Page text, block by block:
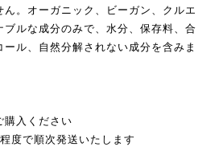
。オーガニック、ビーガン、クルエ
ルな成分のみで、水分、保存料、合
ル、自然分解されない成分を含みま
購入ください
度で順次発送いたします